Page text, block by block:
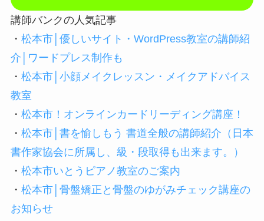
講師バンクの人気記事
・ 松本市│優しいサイト・WordPress教室の講師紹
介│ワードプレス制作も
・ 松本市│小顔メイクレッスン・メイクアドバイス
教室
・ 松本市！オンラインカードリーディング講座！
・ 松本市│書を愉しもう 書道全般の講師紹介（日本
書作家協会に所属し、級・段取得も出来ます。）
・ 松本市いとうピアノ教室のご案内
・ 松本市│骨盤矯正と骨盤のゆがみチェック講座の
お知らせ